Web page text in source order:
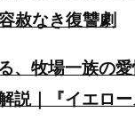
赦なき復讐劇
、牧場一族の
説｜『イエロ